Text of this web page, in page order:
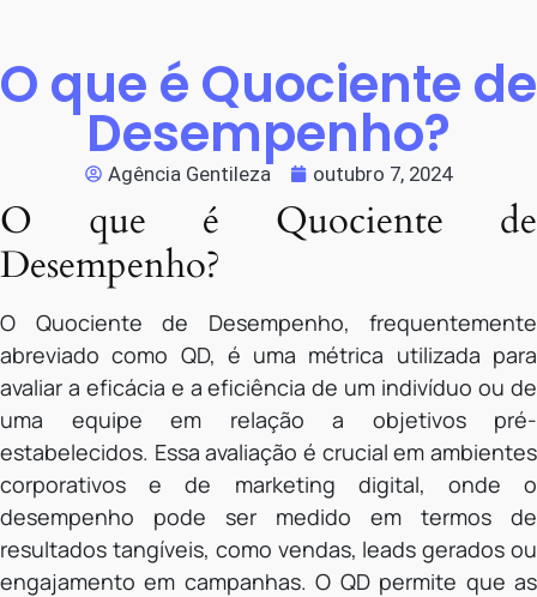
O que é Quociente de
Desempenho?
Agência Gentileza outubro 7, 2024
O que é Quociente de
Desempenho?
O Quociente de Desempenho, frequentemente
abreviado como QD, é uma métrica utilizada para
avaliar a eficácia e a eficiência de um indivíduo ou de
uma equipe em relação a objetivos pré-
estabelecidos. Essa avaliação é crucial em ambientes
corporativos e de marketing digital, onde o
desempenho pode ser medido em termos de
resultados tangíveis, como vendas, leads gerados ou
engajamento em campanhas. O QD permite que as